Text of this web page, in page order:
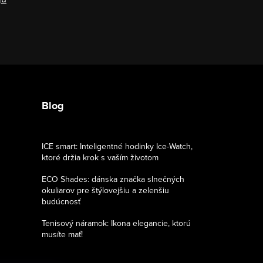
Blog
ICE smart: Inteligentné hodinky Ice-Watch,
ktoré držia krok s vaším životom
ECO Shades: dánska značka slnečných
okuliarov pre štýlovejšiu a zelenšiu
budúcnosť
Tenisový náramok: Ikona elegancie, ktorú
musíte mať!